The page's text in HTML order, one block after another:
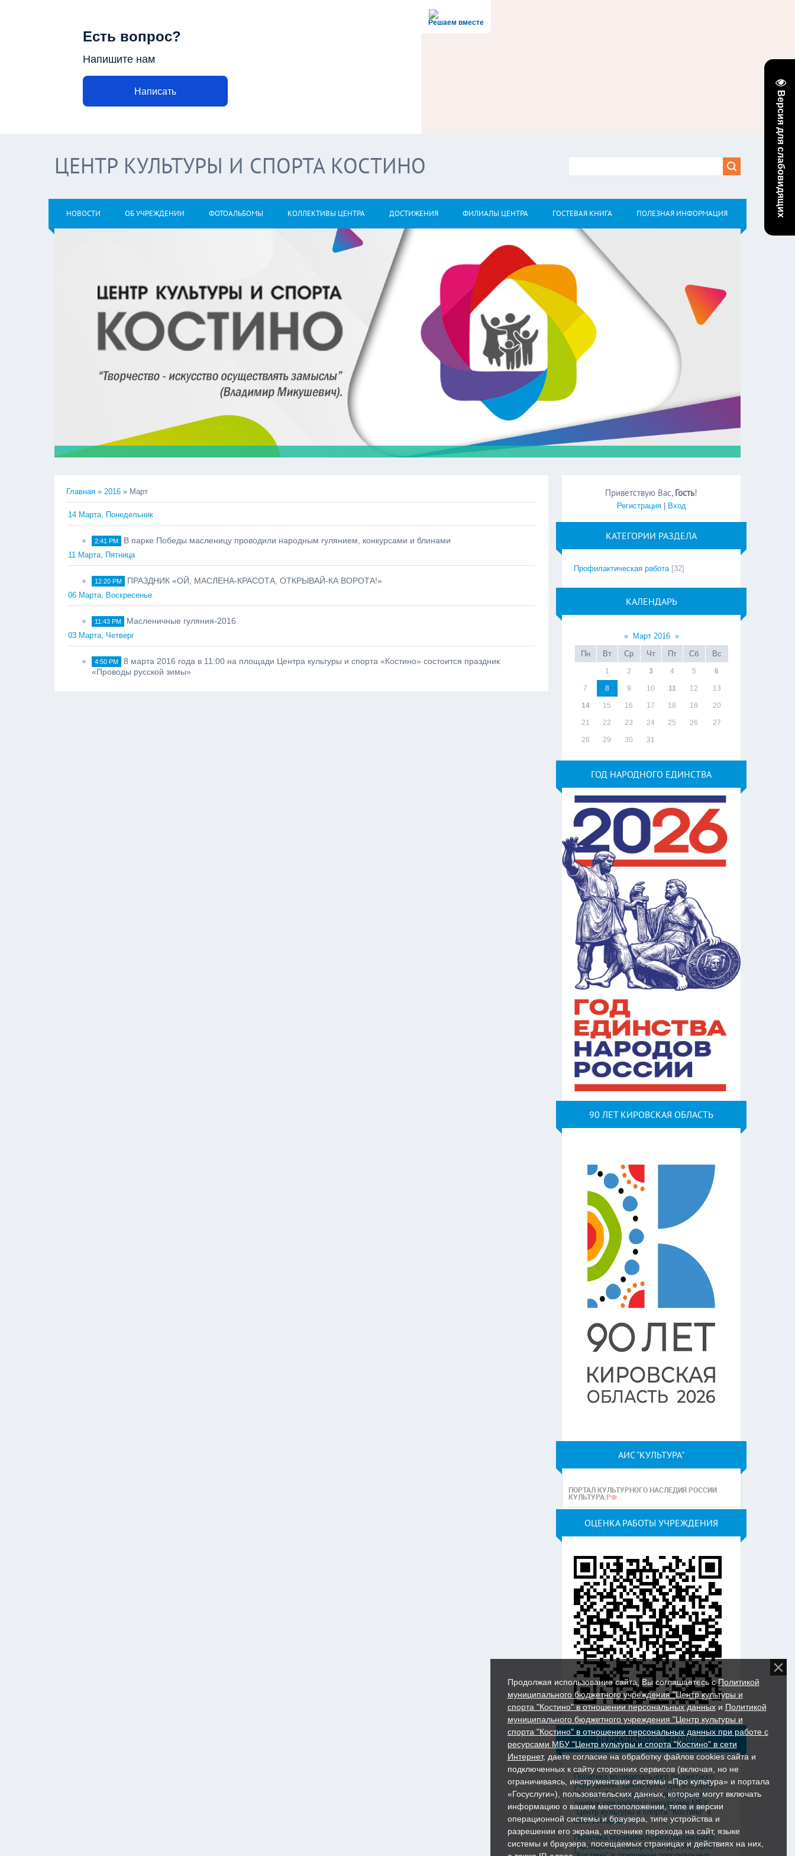
Версия для слабовидящих
Решаем вместе
Есть вопрос?
Напишите нам
Написать
ЦЕНТР КУЛЬТУРЫ И СПОРТА КОСТИНО
НОВОСТИ ОБ УЧРЕЖДЕНИИ ФОТОАЛЬБОМЫ КОЛЛЕКТИВЫ ЦЕНТРА ДОСТИЖЕНИЯ ФИЛИАЛЫ ЦЕНТРА ГОСТЕВАЯ КНИГА ПОЛЕЗНАЯ ИНФОРМАЦИЯ
Главная » 2016 » Март
14 Марта, Понедельник
2:41 PM В парке Победы масленицу проводили народным гулянием, конкурсами и блинами
11 Марта, Пятница
12:20 PM ПРАЗДНИК «ОЙ, МАСЛЕНА-КРАСОТА, ОТКРЫВАЙ-КА ВОРОТА!»
06 Марта, Воскресенье
11:43 PM Масленичные гуляния-2016
03 Марта, Четверг
4:50 PM
8 марта 2016 года в 11:00 на площади Центра культуры и спорта «Костино» состоится праздник
«Проводы русской зимы»
Приветствую Вас, Гость!
Регистрация| Вход
КАТЕГОРИИ РАЗДЕЛА
Профилактическая работа [32]
КАЛЕНДАРЬ
« Март 2016 »
Пн
Вт Ср Чт Пт Сб Вс
1 2 3 4 5 6
7 8 9 10 11 12 13
14 15 16 17 18 19 20
21 22 23 24 25 26 27
28 29 30 31
ГОД НАРОДНОГО ЕДИНСТВА
90 ЛЕТ КИРОВСКАЯ ОБЛАСТЬ
АИС "КУЛЬТУРА"
ОЦЕНКА РАБОТЫ УЧРЕЖДЕНИЯ
ПЕРСОНАЛЬНЫЕ ДАННЫЕ
Политика муниципального бюджетного
учреждения "Центр культуры и спорта
"Костино" в отношении персональных
данных при работе с ресурсами МБУ
"Центр культуры и спорта "Костино" в
сети Интернет
Политика муниципального бюджетного
учреждения "Центр культуры и спорта
Продолжая использование сайта, Вы соглашаетесь сПолитикой
муниципального бюджетного учреждения "Центр культуры и
спорта "Костино" в отношении персональных данныхи Политикой
муниципального бюджетного учреждения "Центр культуры и
спорта "Костино" в отношении персональных данных при работе с
ресурсами МБУ "Центр культуры и спорта "Костино" в сети
Интернет, даете согласие на обработку файлов cookies сайта и
подключенных к сайту сторонних сервисов (включая, но не
ограничиваясь, инструментами системы «Про культура» и портала
«Госуслуги»), пользовательских данных, которые могут включать
информацию о вашем местоположении, типе и версии
операционной системы и браузера, типе устройства и
разрешении его экрана, источнике перехода на сайт, языке
системы и браузера, посещаемых страницах и действиях на них,